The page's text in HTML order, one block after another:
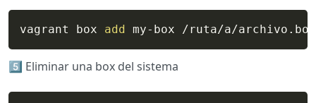
vagrant box add my-box /ruta/a/archivo.box
5️⃣ Eliminar una box del sistema